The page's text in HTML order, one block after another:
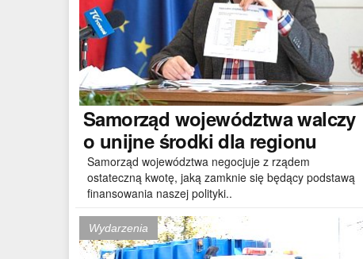
Samorząd województwa walczy
o unijne środki dla regionu
Samorząd województwa negocjuje z rządem
ostateczną kwotę, jaką zamknie się będący podstawą
finansowania naszej polityki..
Wydarzenia